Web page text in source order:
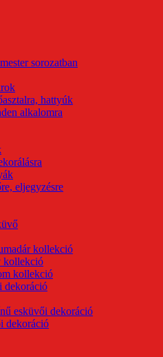
sorozatban
hattyúk
alkalomra
eljegyzésre
kollekció
kollekció
kollekció
dekoráció
esküvői dekoráció
dekoráció